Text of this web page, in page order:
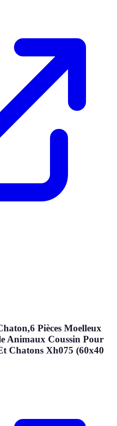
Pièces Moelleux
Animaux Coussin Pour
Chatons Xh075 (60x40